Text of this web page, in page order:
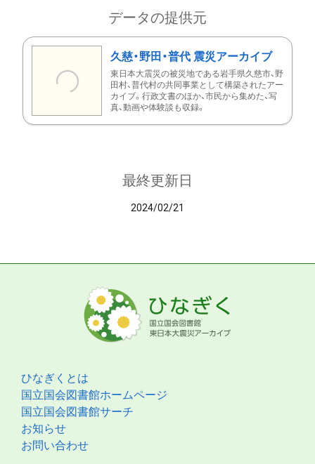
データの提供元
久慈・野田・普代 震災アーカイブ
東日本大震災の被災地である岩手県久慈市、野
田村、普代村の共同事業として構築されたアー
カイブ。行政文書のほか、市民から集めた、写
真、動画や体験談も収録。
最終更新日
2024/02/21
ひなぎくとは
国立国会図書館ホームページ
国立国会図書館サーチ
お知らせ
お問い合わせ